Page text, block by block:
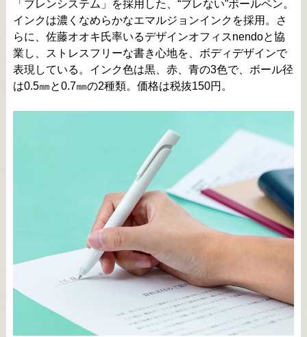
「ブレンシステム」を採用した、“ブレない”ボールペン。
インクは濃くなめらかなエマルジョンインクを採用。さ
らに、佐藤オオキ氏率いるデザインオフィスnendoと協
業し、ストレスフリーな書き心地を、ボディデザインで
表現している。インク色は黒、赤、青の3色で、ボール径
は0.5㎜と0.7㎜の2種類。価格は税抜150円。